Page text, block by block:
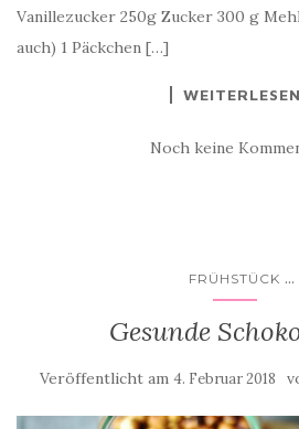
Vanillezucker 250g Zucker 300 g
auch) 1 Päckchen […]
WEITERLESEN
Noch keine
FRÜHSTÜCK ...
Gesunde
Veröffentlicht am 4. Februar 2018